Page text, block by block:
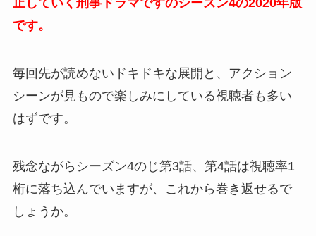
止していく刑事ドラマですのシーズン4の2020年版
です。
毎回先が読めないドキドキな展開と、アクション
シーンが見もので楽しみにしている視聴者も多い
はずです。
残念ながらシーズン4のじ第3話、第4話は視聴率1
桁に落ち込んでいますが、これから巻き返せるで
しょうか。